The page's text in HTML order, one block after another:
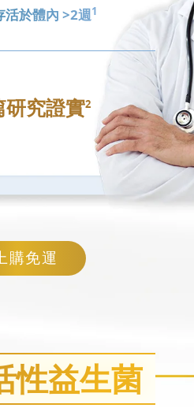
購免運
活於體內 >2週1
研究證實2
性益生菌